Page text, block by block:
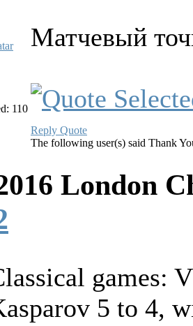
110
Матчевый
Reply Quote
The following user(s) said Thank
London
games:
5 to 4,